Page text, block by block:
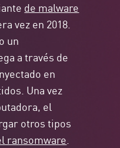
de malware
vez en 2018.
un
a través de
en
Una vez
el
otros tipos
ransomware.